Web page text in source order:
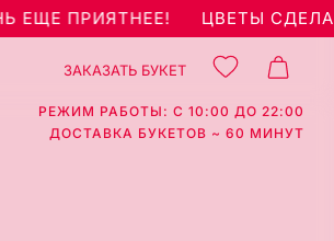
ПРИЯТНЕЕ! ЦВЕТЫ СДЕЛАЮТ
ЗАКАЗАТЬ БУКЕТ
РЕЖИМ РАБОТЫ: С 10:00 ДО 22:00
ДОСТАВКА БУКЕТОВ ~ 60 МИНУТ